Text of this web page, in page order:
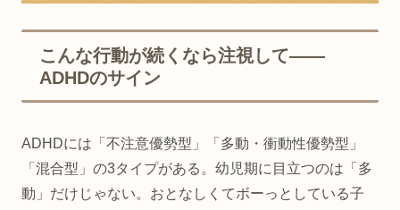
こんな行動が続くなら注視して——
ADHDのサイン
ADHDには「不注意優勢型」「多動・衝動性優勢型」
「混合型」の3タイプがある。幼児期に目立つのは「多
動」だけじゃない。おとなしくてボーっとしている子